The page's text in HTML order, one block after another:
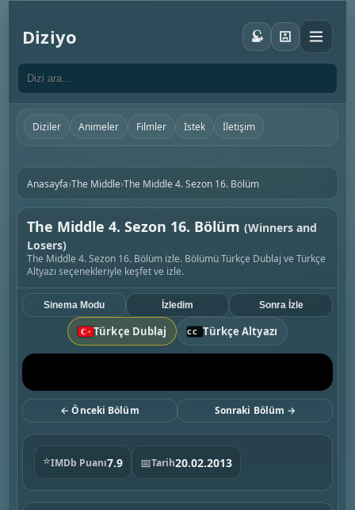
Diziyo
Diziler Animeler Filmler İstek İletişim
Anasayfa›The Middle›The Middle 4. Sezon 16. Bölüm
The Middle 4. Sezon 16. Bölüm (Winners and
Losers)
The Middle 4. Sezon 16. Bölüm izle. Bölümü Türkçe Dublaj ve Türkçe
Altyazı seçenekleriyle keşfet ve izle.
Türkçe Dublaj Türkçe Altyazı
Sinema Modu İzledim Sonra İzle
← Önceki Bölüm Sonraki Bölüm →
⭐IMDb Puanı7.9 📅Tarih20.02.2013